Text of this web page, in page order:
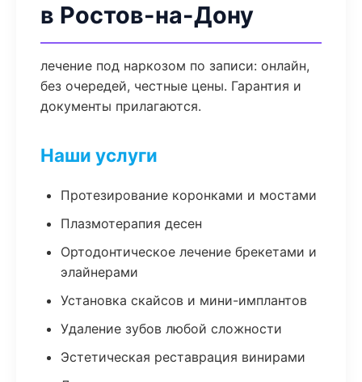
в Ростов-на-Дону
лечение под наркозом по записи: онлайн,
без очередей, честные цены. Гарантия и
документы прилагаются.
Наши услуги
Протезирование коронками и мостами
Плазмотерапия десен
Ортодонтическое лечение брекетами и
элайнерами
Установка скайсов и мини-имплантов
Удаление зубов любой сложности
Эстетическая реставрация винирами